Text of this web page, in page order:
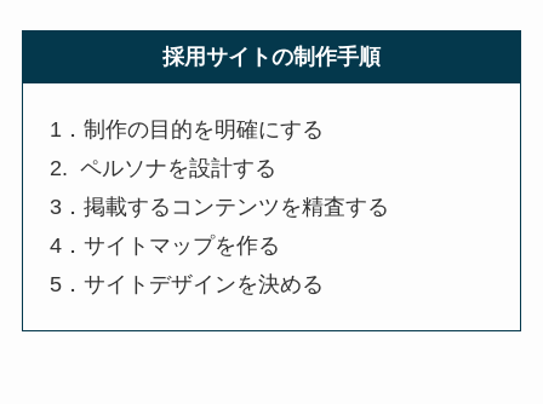
採用サイトの制作手順
1．制作の目的を明確にする
2. ペルソナを設計する
3．掲載するコンテンツを精査する
4．サイトマップを作る
5．サイトデザインを決める